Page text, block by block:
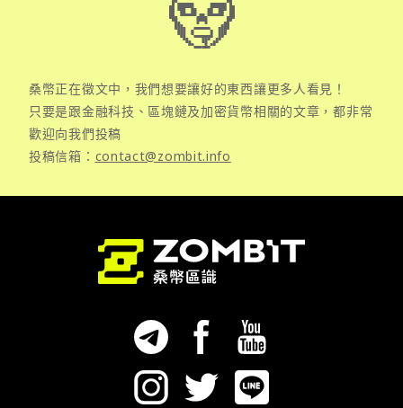
桑幣正在徵文中，我們想要讓好的東西讓更多人看見！
只要是跟金融科技、區塊鏈及加密貨幣相關的文章，都非常
歡迎向我們投稿
投稿信箱： contact@zombit.info